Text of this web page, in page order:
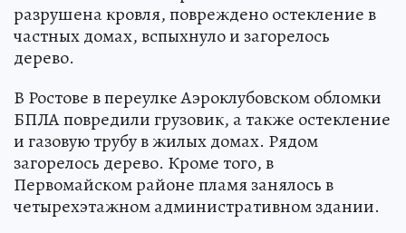
разрушена кровля, повреждено остекление в
частных домах, вспыхнуло и загорелось
дерево.
В Ростове в переулке Аэроклубовском обломки
БПЛА повредили грузовик, а также остекление
и газовую трубу в жилых домах. Рядом
загорелось дерево. Кроме того, в
Первомайском районе пламя занялось в
четырехэтажном административном здании.